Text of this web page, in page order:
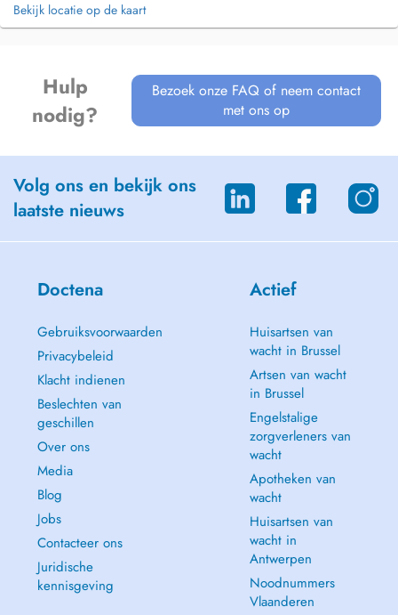
Bekijk locatie op de kaart
Hulp
nodig?
Bezoek onze FAQ of neem contact
met ons op
Volg ons en bekijk ons
laatste nieuws
Doctena
Gebruiksvoorwaarden
Privacybeleid
Klacht indienen
Beslechten van
geschillen
Over ons
Media
Blog
Jobs
Contacteer ons
Juridische
kennisgeving
Actief
Huisartsen van
wacht in Brussel
Artsen van wacht
in Brussel
Engelstalige
zorgverleners van
wacht
Apotheken van
wacht
Huisartsen van
wacht in
Antwerpen
Noodnummers
Vlaanderen